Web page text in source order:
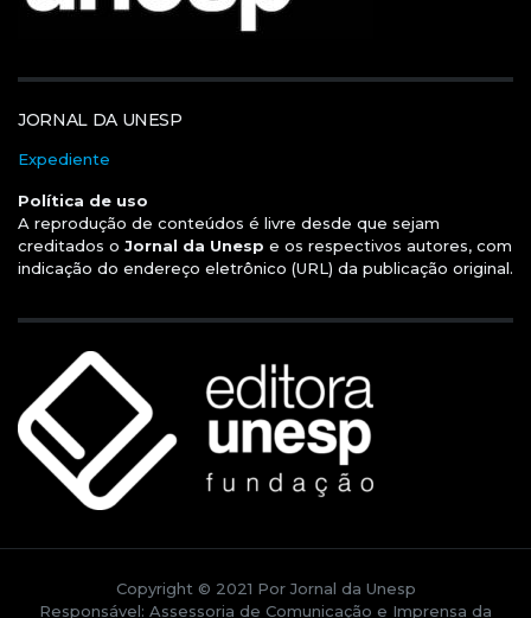
JORNAL DA UNESP
Expediente
Política de uso
A reprodução de conteúdos é livre desde que sejam
creditados o Jornal da Unesp e os respectivos autores, com
indicação do endereço eletrônico (URL) da publicação original.
Copyright © 2021 Por Jornal da Unesp
Responsável: Assessoria de Comunicação e Imprensa da